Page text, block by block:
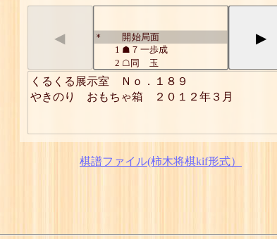
◀ * 開始局面
1 ☗７一歩成
2 ☖同 玉
☗９三角
☖６一玉
5 ☗５一歩成
8☖４一玉
☗３一歩成
10☖同 玉
15☗６六馬
▶
くるくる展示室　Ｎｏ．１８９
やきのり　おもちゃ箱　２０１２年３月
棋譜ファイル(柿木将棋kif形式）